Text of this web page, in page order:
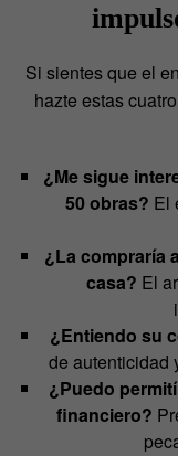
Si sientes que el
hazte estas
¿Me sigue
50 obras? El
¿La compraría
casa? El
¿Entiendo su
de autenticidad
¿Puedo
financiero?